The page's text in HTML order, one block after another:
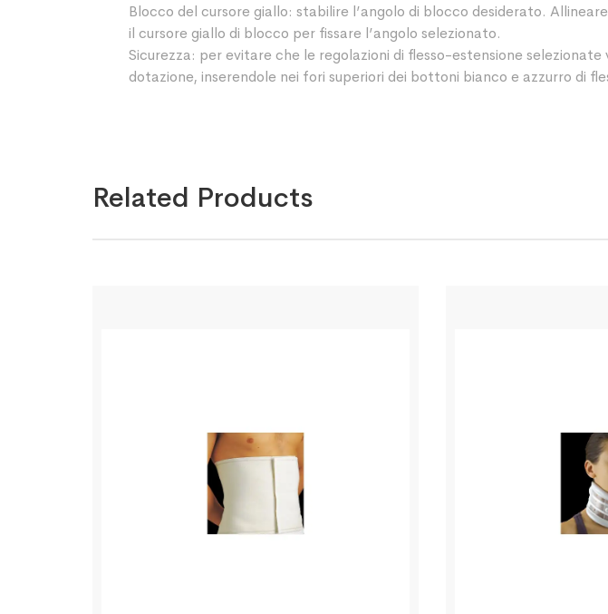
Blocco del cursore giallo: stabilire l’angolo di blocco desiderato.
il cursore giallo di blocco per fissare l’angolo selezionato.
Sicurezza: per evitare che le regolazioni di flesso-estensione
dotazione, inserendole nei fori superiori dei bottoni bianco e azzurro di
Related Products